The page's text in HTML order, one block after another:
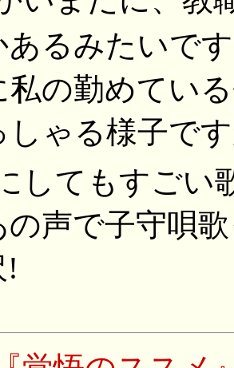
あるみたいで
私の勤めてい
しゃる様子で
してもすごい
の声で子守唄
!